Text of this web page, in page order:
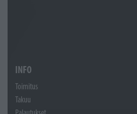
INFO
Toimitus
Takuu